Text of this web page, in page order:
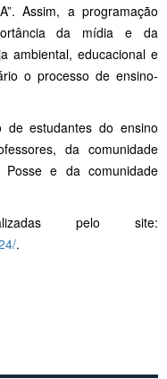
Assim, a programação
da mídia e da
ambiental, educacional e
o processo de ensino-
estudantes do ensino
da comunidade
e da comunidade
pelo site:
.